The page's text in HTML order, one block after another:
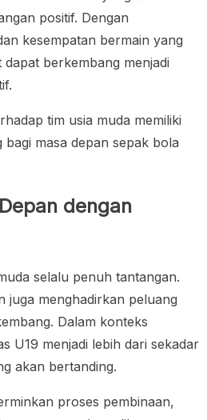
positif. Dengan
kesempatan bermain yang
berkembang menjadi
tim usia muda memiliki
masa depan sepak bola
dengan
selalu penuh tantangan.
juga menghadirkan peluang
Dalam konteks
U19 menjadi lebih dari sekadar
akan bertanding.
proses pembinaan,